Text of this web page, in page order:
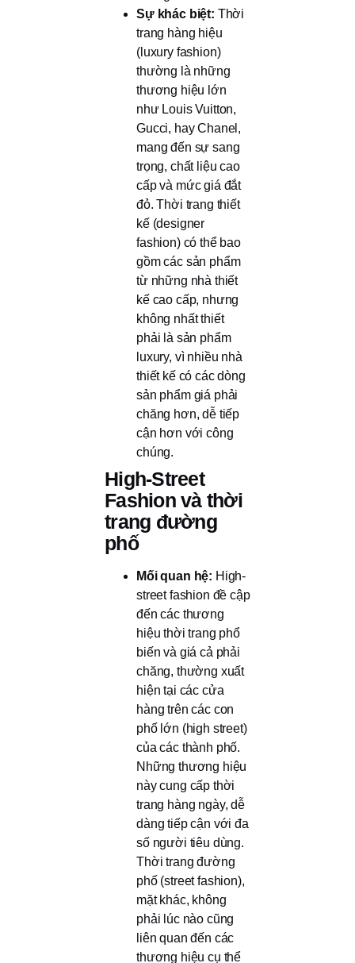
Sự khác biệt: Thời
trang hàng hiệu
(luxury fashion)
thường là những
thương hiệu lớn
như Louis Vuitton,
Gucci, hay Chanel,
mang đến sự sang
trọng, chất liệu cao
cấp và mức giá đắt
đỏ. Thời trang thiết
kế (designer
fashion) có thể bao
gồm các sản phẩm
từ những nhà thiết
kế cao cấp, nhưng
không nhất thiết
phải là sản phẩm
luxury, vì nhiều nhà
thiết kế có các dòng
sản phẩm giá phải
chăng hơn, dễ tiếp
cận hơn với công
chúng.
High-Street
Fashion và thời
trang đường
phố
Mối quan hệ: High-
street fashion đề cập
đến các thương
hiệu thời trang phổ
biến và giá cả phải
chăng, thường xuất
hiện tại các cửa
hàng trên các con
phố lớn (high street)
của các thành phố.
Những thương hiệu
này cung cấp thời
trang hàng ngày, dễ
dàng tiếp cận với đa
số người tiêu dùng.
Thời trang đường
phố (street fashion),
mặt khác, không
phải lúc nào cũng
liên quan đến các
thương hiệu cụ thể